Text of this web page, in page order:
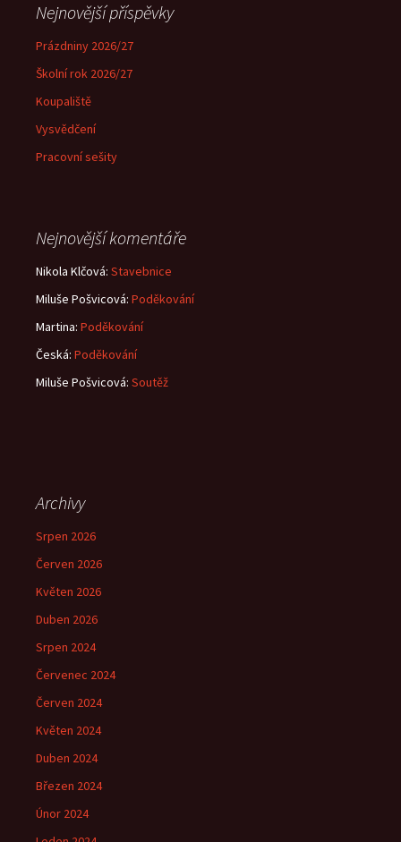
Nejnovější příspěvky
Prázdniny 2026/27
Školní rok 2026/27
Koupaliště
Vysvědčení
Pracovní sešity
Nejnovější komentáře
Nikola Klčová: Stavebnice
Miluše Pošvicová: Poděkování
Martina: Poděkování
Česká: Poděkování
Miluše Pošvicová: Soutěž
Archivy
Srpen 2026
Červen 2026
Květen 2026
Duben 2026
Srpen 2024
Červenec 2024
Červen 2024
Květen 2024
Duben 2024
Březen 2024
Únor 2024